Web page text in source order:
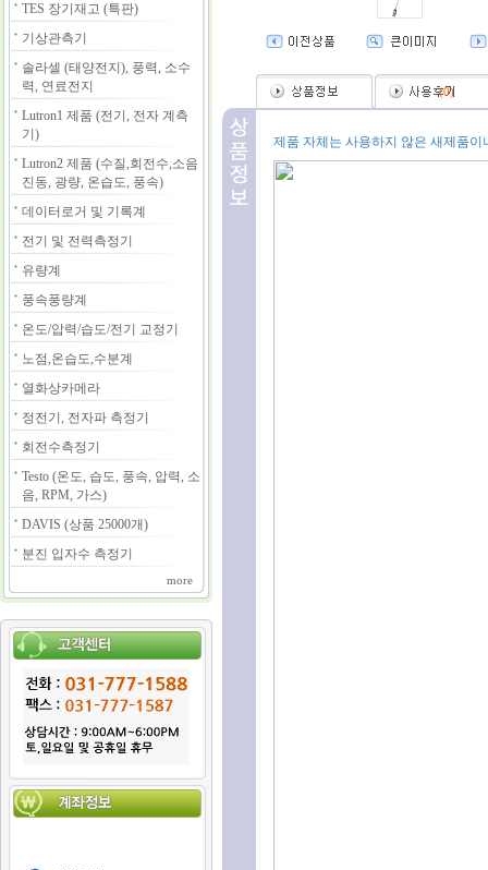
TES 장기재고 (특판)
기상관측기
솔라셀 (태양전지), 풍력, 소수
력, 연료전지
Lutron1 제품 (전기, 전자 계측
기)
Lutron2 제품 (수질,회전수,소음
진동, 광량, 온습도, 풍속)
데이터로거 및 기록계
전기 및 전력측정기
유량계
풍속풍량계
온도/압력/습도/전기 교정기
노점,온습도,수분계
열화상카메라
정전기, 전자파 측정기
회전수측정기
Testo (온도, 습도, 풍속, 압력, 소
음, RPM, 가스)
DAVIS (상품 25000개)
분진 입자수 측정기
more
(0)
제품 자체는 사용하지 않은 새제품